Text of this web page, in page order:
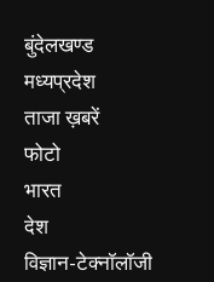
बुंदेलखण्ड
मध्यप्रदेश
ताजा ख़बरें
फोटो
भारत
देश
विज्ञान-टेक्नॉलॉजी